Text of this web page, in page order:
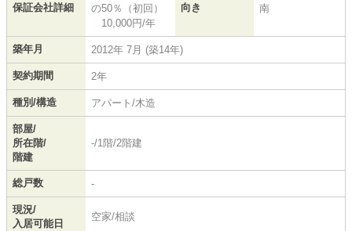
保証会社詳細
の50％（初回）
10,000円/年
向き 南
築年月 2012年 7月 (築14年)
契約期間 2年
種別/構造 アパート/木造
部屋/
所在階/
階建
-/1階/2階建
総戸数 -
現況/
入居可能日
空家/相談